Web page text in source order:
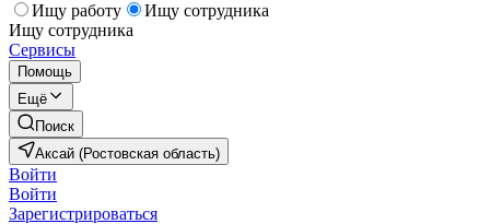
Ищу работу
Ищу сотрудника
Ищу сотрудника
Сервисы
Помощь
Ещё
Поиск
Аксай (Ростовская область)
Войти
Войти
Зарегистрироваться